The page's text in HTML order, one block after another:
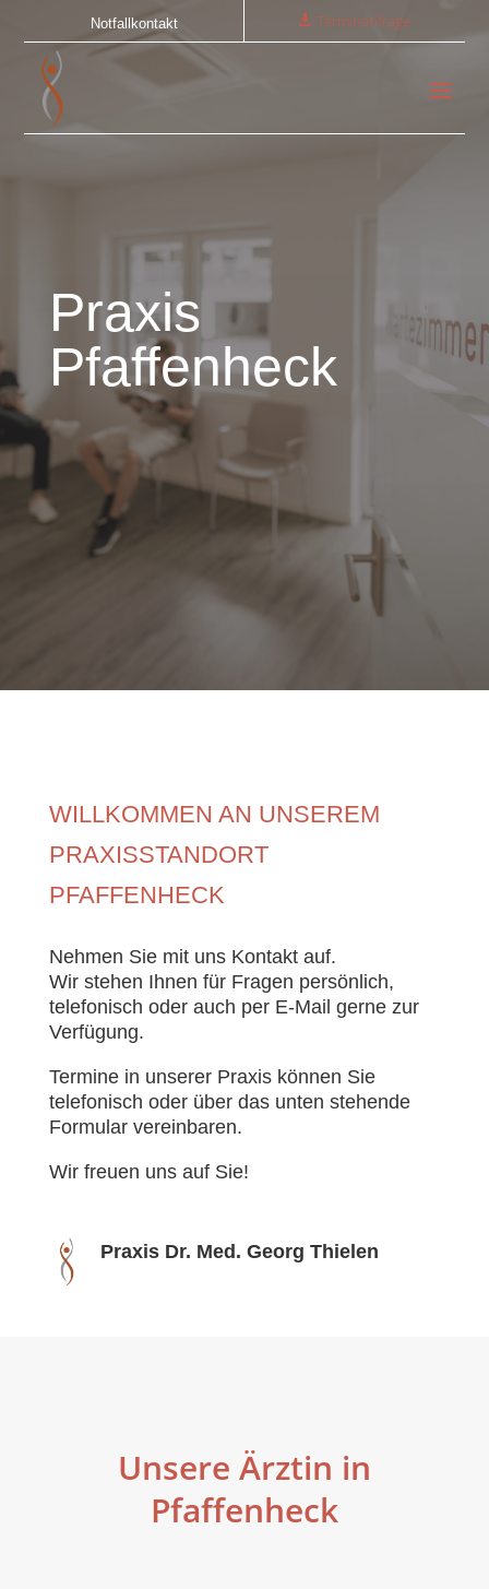
Notfallkontakt Terminanfrage
Praxis
Pfaffenheck
WILLKOMMEN AN UNSEREM
PRAXISSTANDORT
PFAFFENHECK
Nehmen Sie mit uns Kontakt auf.
Wir stehen Ihnen für Fragen persönlich,
telefonisch oder auch per E-Mail gerne zur
Verfügung.
Termine in unserer Praxis können Sie
telefonisch oder über das unten stehende
Formular vereinbaren.
Wir freuen uns auf Sie!
Praxis Dr. Med. Georg Thielen
Unsere Ärztin in
Pfaffenheck